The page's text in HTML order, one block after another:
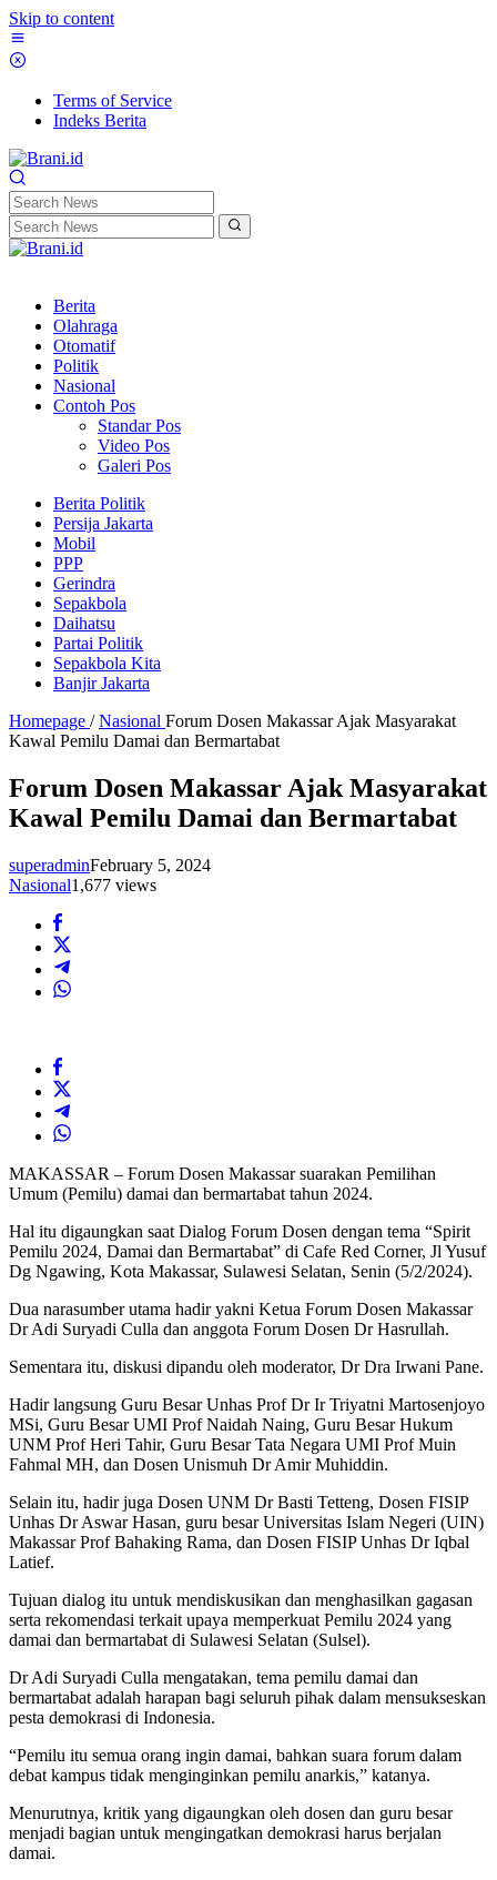
Skip to content
Terms of Service
Indeks Berita
Berita
Olahraga
Otomatif
Politik
Nasional
Contoh Pos
Standar Pos
Video Pos
Galeri Pos
Berita Politik
Persija Jakarta
Mobil
PPP
Gerindra
Sepakbola
Daihatsu
Partai Politik
Sepakbola Kita
Banjir Jakarta
Homepage / Nasional Forum Dosen Makassar Ajak Masyarakat
Kawal Pemilu Damai dan Bermartabat
Forum Dosen Makassar Ajak Masyarakat
Kawal Pemilu Damai dan Bermartabat
superadminFebruary 5, 2024
Nasional1,677 views
MAKASSAR – Forum Dosen Makassar suarakan Pemilihan
Umum (Pemilu) damai dan bermartabat tahun 2024.
Hal itu digaungkan saat Dialog Forum Dosen dengan tema “Spirit
Pemilu 2024, Damai dan Bermartabat” di Cafe Red Corner, Jl Yusuf
Dg Ngawing, Kota Makassar, Sulawesi Selatan, Senin (5/2/2024).
Dua narasumber utama hadir yakni Ketua Forum Dosen Makassar
Dr Adi Suryadi Culla dan anggota Forum Dosen Dr Hasrullah.
Sementara itu, diskusi dipandu oleh moderator, Dr Dra Irwani Pane.
Hadir langsung Guru Besar Unhas Prof Dr Ir Triyatni Martosenjoyo
MSi, Guru Besar UMI Prof Naidah Naing, Guru Besar Hukum
UNM Prof Heri Tahir, Guru Besar Tata Negara UMI Prof Muin
Fahmal MH, dan Dosen Unismuh Dr Amir Muhiddin.
Selain itu, hadir juga Dosen UNM Dr Basti Tetteng, Dosen FISIP
Unhas Dr Aswar Hasan, guru besar Universitas Islam Negeri (UIN)
Makassar Prof Bahaking Rama, dan Dosen FISIP Unhas Dr Iqbal
Latief.
Tujuan dialog itu untuk mendiskusikan dan menghasilkan gagasan
serta rekomendasi terkait upaya memperkuat Pemilu 2024 yang
damai dan bermartabat di Sulawesi Selatan (Sulsel).
Dr Adi Suryadi Culla mengatakan, tema pemilu damai dan
bermartabat adalah harapan bagi seluruh pihak dalam mensukseskan
pesta demokrasi di Indonesia.
“Pemilu itu semua orang ingin damai, bahkan suara forum dalam
debat kampus tidak menginginkan pemilu anarkis,” katanya.
Menurutnya, kritik yang digaungkan oleh dosen dan guru besar
menjadi bagian untuk mengingatkan demokrasi harus berjalan
damai.